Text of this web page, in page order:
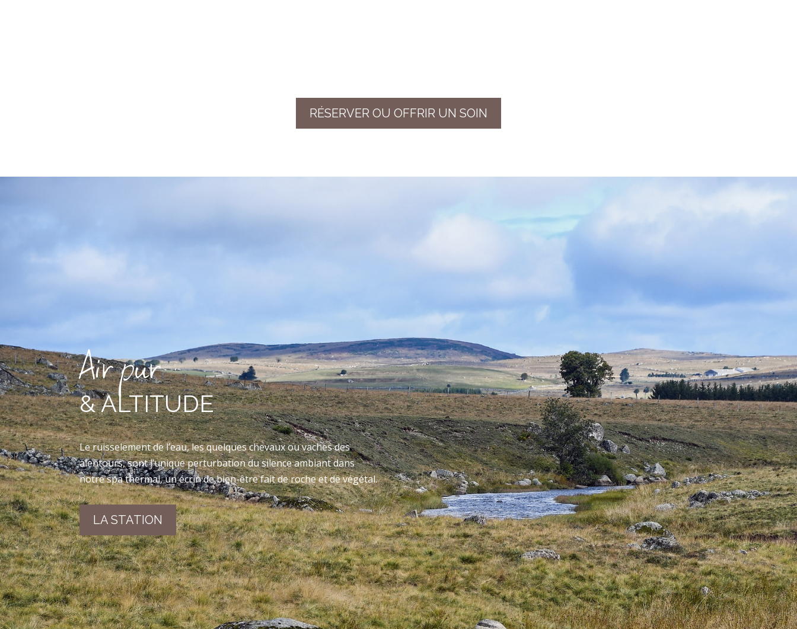
RÉSERVER OU OFFRIR UN SOIN
Air pur
& ALTITUDE
Le ruisselement de l’eau, les quelques chevaux ou vaches des
alentours, sont l’unique perturbation du silence ambiant dans
notre spa thermal, un écrin de bien-être fait de roche et de végétal.
LA STATION